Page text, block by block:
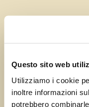
Questo sito web
Utilizziamo i cookie
inoltre informazioni
potrebbero